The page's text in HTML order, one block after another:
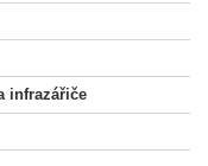
infrazářiče